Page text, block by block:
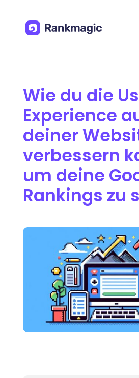
Wie du die
Experience
deiner
verbessern
um deine
Rankings zu